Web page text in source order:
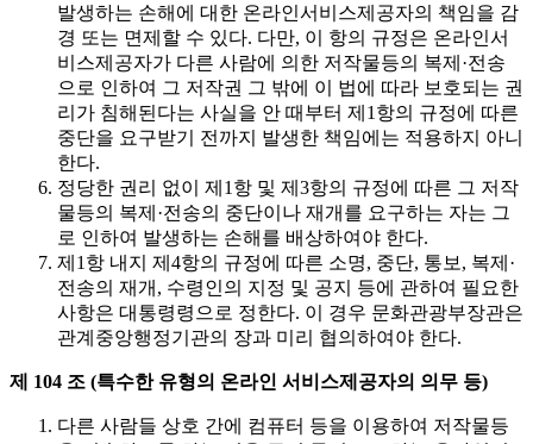
발생하는 손해에 대한 온라인서비스제공자의 책임을 감
경 또는 면제할 수 있다. 다만, 이 항의 규정은 온라인서
비스제공자가 다른 사람에 의한 저작물등의 복제·전송
으로 인하여 그 저작권 그 밖에 이 법에 따라 보호되는 권
리가 침해된다는 사실을 안 때부터 제1항의 규정에 따른
중단을 요구받기 전까지 발생한 책임에는 적용하지 아니
한다.
정당한 권리 없이 제1항 및 제3항의 규정에 따른 그 저작
물등의 복제·전송의 중단이나 재개를 요구하는 자는 그
로 인하여 발생하는 손해를 배상하여야 한다.
제1항 내지 제4항의 규정에 따른 소명, 중단, 통보, 복제·
전송의 재개, 수령인의 지정 및 공지 등에 관하여 필요한
사항은 대통령령으로 정한다. 이 경우 문화관광부장관은
관계중앙행정기관의 장과 미리 협의하여야 한다.
제 104 조 (특수한 유형의 온라인 서비스제공자의 의무 등)
다른 사람들 상호 간에 컴퓨터 등을 이용하여 저작물등